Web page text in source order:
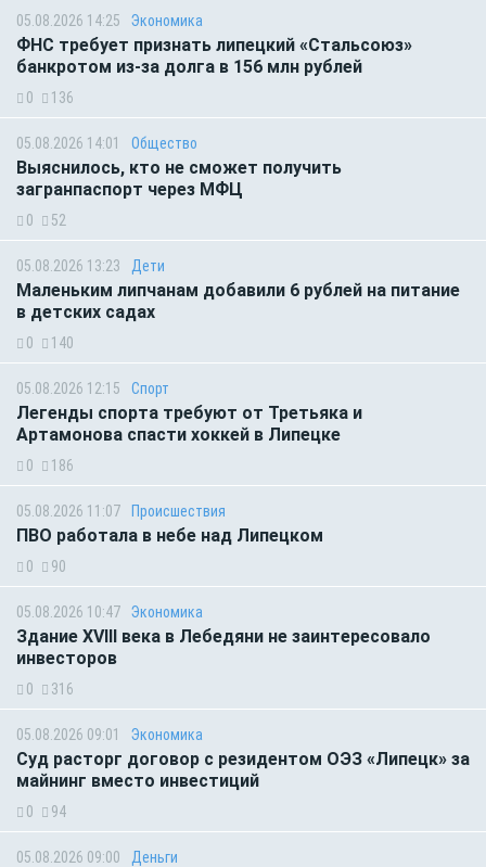
05.08.2026 14:25 Экономика
ФНС требует признать липецкий «Стальсоюз»
банкротом из-за долга в 156 млн рублей
0 136
05.08.2026 14:01 Общество
Выяснилось, кто не сможет получить
загранпаспорт через МФЦ
0 52
05.08.2026 13:23 Дети
Маленьким липчанам добавили 6 рублей на питание
в детских садах
0 140
05.08.2026 12:15 Спорт
Легенды спорта требуют от Третьяка и
Артамонова спасти хоккей в Липецке
0 186
05.08.2026 11:07 Происшествия
ПВО работала в небе над Липецком
0 90
05.08.2026 10:47 Экономика
Здание XVIII века в Лебедяни не заинтересовало
инвесторов
0 316
05.08.2026 09:01 Экономика
Суд расторг договор с резидентом ОЭЗ «Липецк» за
майнинг вместо инвестиций
0 94
05.08.2026 09:00 Деньги